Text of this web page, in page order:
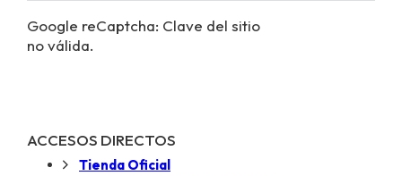
Google reCaptcha: Clave del sitio
no válida.
ACCESOS DIRECTOS
Tienda Oficial